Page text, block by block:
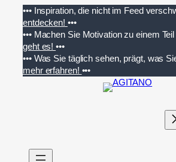
Inhalt
springen
••• Inspiration, die nicht im Feed
entdecken! •••
••• Machen Sie Motivation zu einem
geht es!•••
••• Was Sie täglich sehen, prägt, was
mehr erfahren! •••